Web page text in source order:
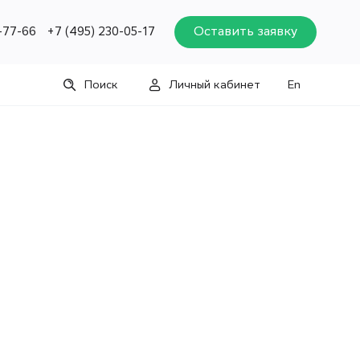
77-66 +7 (495) 230-05-17 Оставить заявку
Поиск Личный кабинет En